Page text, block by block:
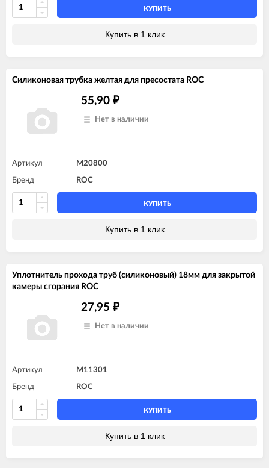
КУПИТЬ
Купить в 1 клик
Силиконовая трубка желтая для пресостата ROC
55,90 ₽
Нет в наличии
Артикул M20800
Бренд ROC
КУПИТЬ
Купить в 1 клик
Уплотнитель прохода труб (силиконовый) 18мм для закрытой
камеры сгорания ROC
27,95 ₽
Нет в наличии
Артикул M11301
Бренд ROC
КУПИТЬ
Купить в 1 клик